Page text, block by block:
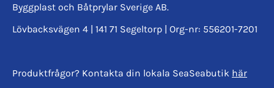
Byggplast och Båtprylar Sverige AB.
Lövbacksvägen 4 | 141 71 Segeltorp | Org-nr: 556201-7201
Produktfrågor? Kontakta din lokala SeaSeabutik här